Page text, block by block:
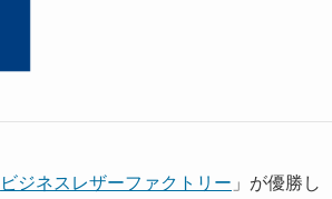
ビジネスレザーファクトリー 」が優勝し